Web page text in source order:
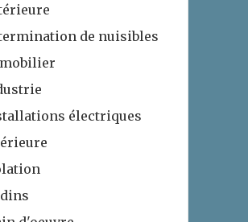
de nuisibles
électriques